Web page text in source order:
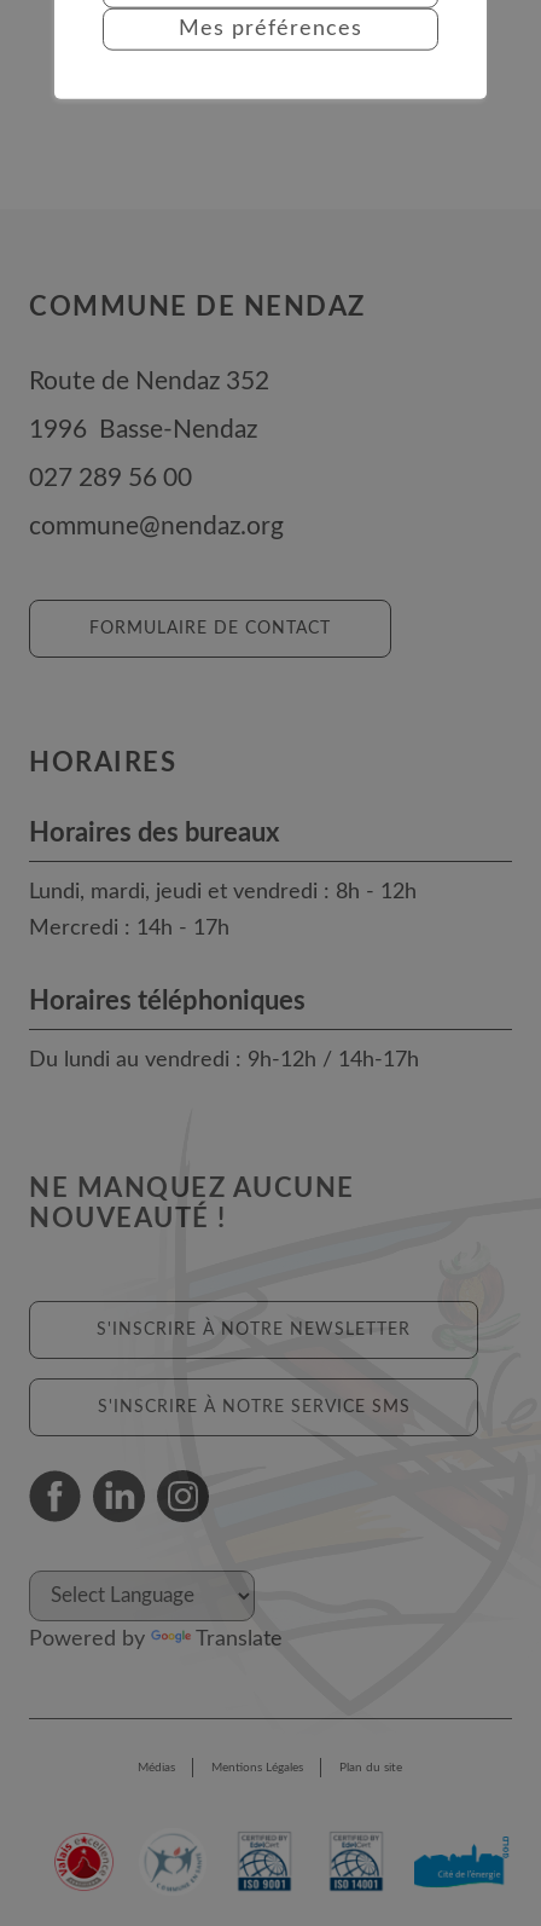
COMMUNE DE NENDAZ
Route de Nendaz 352
1996
Basse-Nendaz
027 289 56 00
commune@nendaz.org
FORMULAIRE DE CONTACT
HORAIRES
Horaires des bureaux
Lundi, mardi, jeudi et vendredi : 8h - 12h
Mercredi : 14h - 17h
Horaires téléphoniques
Du lundi au vendredi : 9h-12h / 14h-17h
NE MANQUEZ AUCUNE
NOUVEAUTÉ !
S'INSCRIRE À NOTRE NEWSLETTER
S'INSCRIRE À NOTRE SERVICE SMS
Powered by Translate
Médias Mentions Légales Plan du site
Mes préférences